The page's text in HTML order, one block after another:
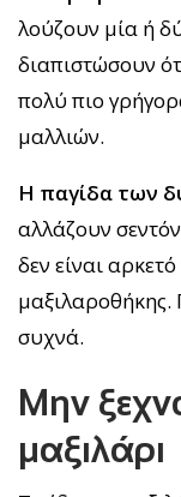
λούζουν μία ή
διαπιστώσουν
πολύ πιο
μαλλιών.
Η παγίδα των
αλλάζουν
δεν είναι
μαξιλαροθήκης.
συχνά.
Μην
μαξιλάρι